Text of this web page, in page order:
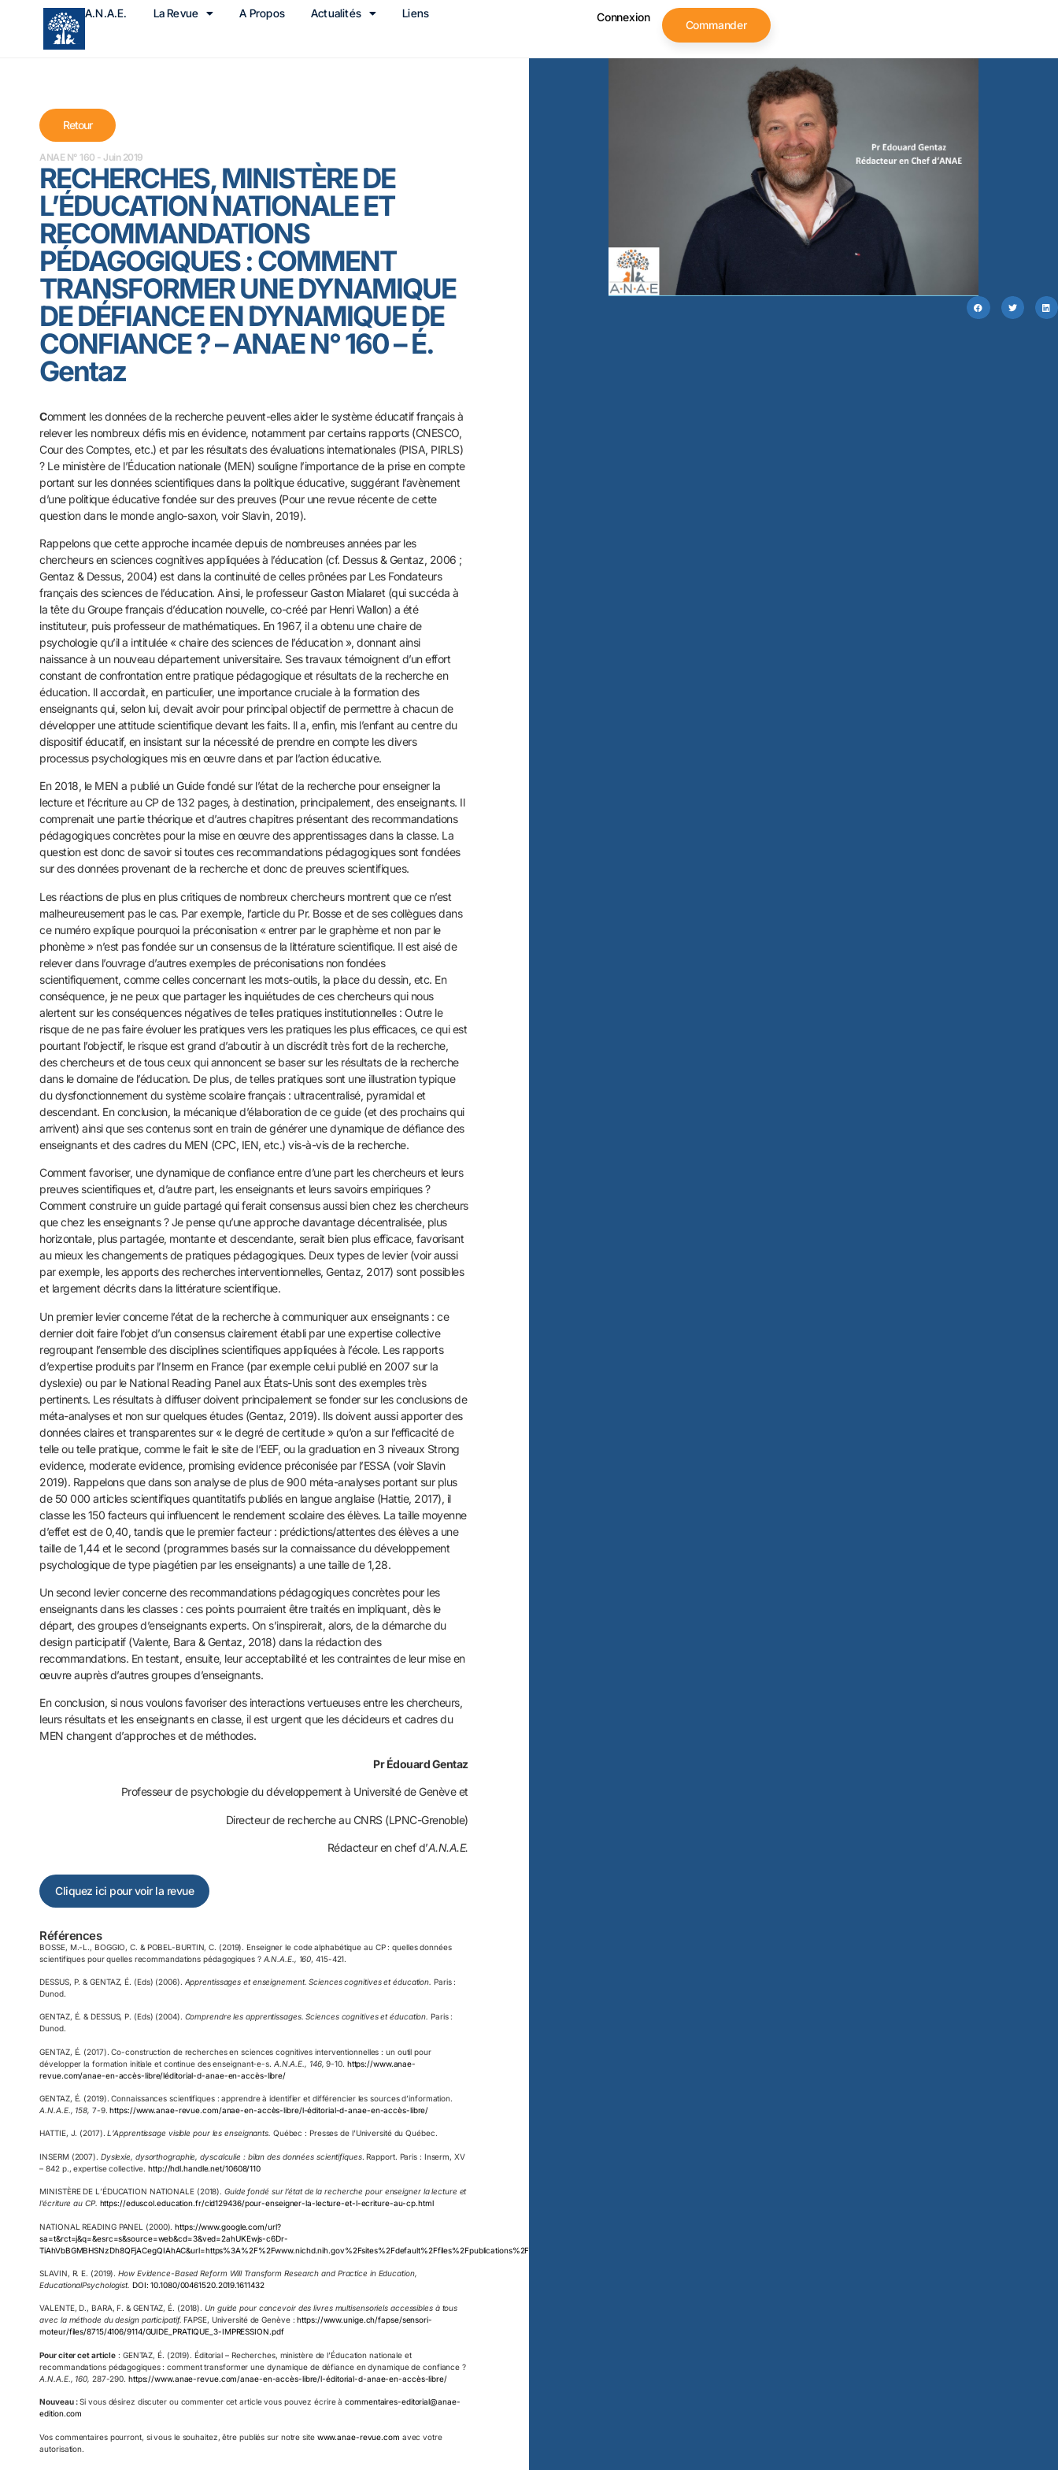
A.N.A.E. La Revue A Propos Actualités Liens Connexion
Commander
Retour
ANAE N° 160 - Juin 2019
RECHERCHES, MINISTÈRE DE
L’ÉDUCATION NATIONALE ET
RECOMMANDATIONS
PÉDAGOGIQUES : COMMENT
TRANSFORMER UNE DYNAMIQUE
DE DÉFIANCE EN DYNAMIQUE DE
CONFIANCE ? – ANAE N° 160 – É.
Gentaz
Comment les données de la recherche peuvent-elles aider le système éducatif français à
relever les nombreux défis mis en évidence, notamment par certains rapports (CNESCO,
Cour des Comptes, etc.) et par les résultats des évaluations internationales (PISA, PIRLS)
? Le ministère de l’Éducation nationale (MEN) souligne l’importance de la prise en compte
portant sur les données scientifiques dans la politique éducative, suggérant l’avènement
d’une politique éducative fondée sur des preuves (Pour une revue récente de cette
question dans le monde anglo-saxon, voir Slavin, 2019).
Rappelons que cette approche incarnée depuis de nombreuses années par les
chercheurs en sciences cognitives appliquées à l’éducation (cf. Dessus & Gentaz, 2006 ;
Gentaz & Dessus, 2004) est dans la continuité de celles prônées par Les Fondateurs
français des sciences de l’éducation. Ainsi, le professeur Gaston Mialaret (qui succéda à
la tête du Groupe français d’éducation nouvelle, co-créé par Henri Wallon) a été
instituteur, puis professeur de mathématiques. En 1967, il a obtenu une chaire de
psychologie qu’il a intitulée « chaire des sciences de l’éducation », donnant ainsi
naissance à un nouveau département universitaire. Ses travaux témoignent d’un effort
constant de confrontation entre pratique pédagogique et résultats de la recherche en
éducation. Il accordait, en particulier, une importance cruciale à la formation des
enseignants qui, selon lui, devait avoir pour principal objectif de permettre à chacun de
développer une attitude scientifique devant les faits. Il a, enfin, mis l’enfant au centre du
dispositif éducatif, en insistant sur la nécessité de prendre en compte les divers
processus psychologiques mis en œuvre dans et par l’action éducative.
En 2018, le MEN a publié un Guide fondé sur l’état de la recherche pour enseigner la
lecture et l’écriture au CP de 132 pages, à destination, principalement, des enseignants. Il
comprenait une partie théorique et d’autres chapitres présentant des recommandations
pédagogiques concrètes pour la mise en œuvre des apprentissages dans la classe. La
question est donc de savoir si toutes ces recommandations pédagogiques sont fondées
sur des données provenant de la recherche et donc de preuves scientifiques.
Les réactions de plus en plus critiques de nombreux chercheurs montrent que ce n’est
malheureusement pas le cas. Par exemple, l’article du Pr. Bosse et de ses collègues dans
ce numéro explique pourquoi la préconisation « entrer par le graphème et non par le
phonème » n’est pas fondée sur un consensus de la littérature scientifique. Il est aisé de
relever dans l’ouvrage d’autres exemples de préconisations non fondées
scientifiquement, comme celles concernant les mots-outils, la place du dessin, etc. En
conséquence, je ne peux que partager les inquiétudes de ces chercheurs qui nous
alertent sur les conséquences négatives de telles pratiques institutionnelles : Outre le
risque de ne pas faire évoluer les pratiques vers les pratiques les plus efficaces, ce qui est
pourtant l’objectif, le risque est grand d’aboutir à un discrédit très fort de la recherche,
des chercheurs et de tous ceux qui annoncent se baser sur les résultats de la recherche
dans le domaine de l’éducation. De plus, de telles pratiques sont une illustration typique
du dysfonctionnement du système scolaire français : ultracentralisé, pyramidal et
descendant. En conclusion, la mécanique d’élaboration de ce guide (et des prochains qui
arrivent) ainsi que ses contenus sont en train de générer une dynamique de défiance des
enseignants et des cadres du MEN (CPC, IEN, etc.) vis-à-vis de la recherche.
Comment favoriser, une dynamique de confiance entre d’une part les chercheurs et leurs
preuves scientifiques et, d’autre part, les enseignants et leurs savoirs empiriques ?
Comment construire un guide partagé qui ferait consensus aussi bien chez les chercheurs
que chez les enseignants ? Je pense qu’une approche davantage décentralisée, plus
horizontale, plus partagée, montante et descendante, serait bien plus efficace, favorisant
au mieux les changements de pratiques pédagogiques. Deux types de levier (voir aussi
par exemple, les apports des recherches interventionnelles, Gentaz, 2017) sont possibles
et largement décrits dans la littérature scientifique.
Un premier levier concerne l’état de la recherche à communiquer aux enseignants : ce
dernier doit faire l’objet d’un consensus clairement établi par une expertise collective
regroupant l’ensemble des disciplines scientifiques appliquées à l’école. Les rapports
d’expertise produits par l’Inserm en France (par exemple celui publié en 2007 sur la
dyslexie) ou par le National Reading Panel aux États-Unis sont des exemples très
pertinents. Les résultats à diffuser doivent principalement se fonder sur les conclusions de
méta-analyses et non sur quelques études (Gentaz, 2019). Ils doivent aussi apporter des
données claires et transparentes sur « le degré de certitude » qu’on a sur l’efficacité de
telle ou telle pratique, comme le fait le site de l’EEF, ou la graduation en 3 niveaux Strong
evidence, moderate evidence, promising evidence préconisée par l’ESSA (voir Slavin
2019). Rappelons que dans son analyse de plus de 900 méta-analyses portant sur plus
de 50 000 articles scientifiques quantitatifs publiés en langue anglaise (Hattie, 2017), il
classe les 150 facteurs qui influencent le rendement scolaire des élèves. La taille moyenne
d’effet est de 0,40, tandis que le premier facteur : prédictions/attentes des élèves a une
taille de 1,44 et le second (programmes basés sur la connaissance du développement
psychologique de type piagétien par les enseignants) a une taille de 1,28.
Un second levier concerne des recommandations pédagogiques concrètes pour les
enseignants dans les classes : ces points pourraient être traités en impliquant, dès le
départ, des groupes d’enseignants experts. On s’inspirerait, alors, de la démarche du
design participatif (Valente, Bara & Gentaz, 2018) dans la rédaction des
recommandations. En testant, ensuite, leur acceptabilité et les contraintes de leur mise en
œuvre auprès d’autres groupes d’enseignants.
En conclusion, si nous voulons favoriser des interactions vertueuses entre les chercheurs,
leurs résultats et les enseignants en classe, il est urgent que les décideurs et cadres du
MEN changent d’approches et de méthodes.
Pr Édouard Gentaz
Professeur de psychologie du développement à Université de Genève et
Directeur de recherche au CNRS (LPNC-Grenoble)
Rédacteur en chef d’A.N.A.E.
Cliquez ici pour voir la revue
Références
BOSSE, M.-L., BOGGIO, C. & POBEL-BURTIN, C. (2019). Enseigner le code alphabétique au CP : quelles données
scientifiques pour quelles recommandations pédagogiques ? A.N.A.E., 160, 415-421.
DESSUS, P. & GENTAZ, É. (Eds) (2006). Apprentissages et enseignement. Sciences cognitives et éducation. Paris :
Dunod.
GENTAZ, É. & DESSUS, P. (Eds) (2004). Comprendre les apprentissages. Sciences cognitives et éducation. Paris :
Dunod.
GENTAZ, É. (2017). Co-construction de recherches en sciences cognitives interventionnelles : un outil pour
développer la formation initiale et continue des enseignant-e-s. A.N.A.E., 146, 9-10. https://www.anae-
revue.com/anae-en-accès-libre/léditorial-d-anae-en-accès-libre/
GENTAZ, É. (2019). Connaissances scientifiques : apprendre à identifier et différencier les sources d’information.
A.N.A.E., 158, 7-9.https://www.anae-revue.com/anae-en-accès-libre/l-éditorial-d-anae-en-accès-libre/
HATTIE, J. (2017). L’Apprentissage visible pour les enseignants. Québec : Presses de l’Université du Québec.
INSERM (2007). Dyslexie, dysorthographie, dyscalculie : bilan des données scientifiques. Rapport. Paris : Inserm, XV
– 842 p., expertise collective.http://hdl.handle.net/10608/110
MINISTÈRE DE L’ÉDUCATION NATIONALE (2018).Guide fondé sur l’état de la recherche pour enseigner la lecture et
l’écriture au CP. https://eduscol.education.fr/cid129436/pour-enseigner-la-lecture-et-l-ecriture-au-cp.html
NATIONAL READING PANEL (2000).https://www.google.com/url?
sa=t&rct=j&q=&esrc=s&source=web&cd=3&ved=2ahUKEwjs-c6Dr-
TiAhVbBGMBHSNzDh8QFjACegQIAhAC&url=https%3A%2F%2Fwww.nichd.nih.gov%2Fsites%2Fdefault%2Ffiles%2Fpublications%2Fpubs%2Fnrp%2FDocuments%2Freport.pdf&usg=AOvVaw0dX35X2ibqbW8NTdvIiind
SLAVIN, R. E. (2019).How Evidence-Based Reform Will Transform Research and Practice in Education,
EducationalPsychologist. DOI: 10.1080/00461520.2019.1611432
VALENTE, D., BARA, F. & GENTAZ, É. (2018).Un guide pour concevoir des livres multisensoriels accessibles à tous
avec la méthode du design participatif. FAPSE, Université de Genève :https://www.unige.ch/fapse/sensori-
moteur/files/8715/4106/9114/GUIDE_PRATIQUE_3-IMPRESSION.pdf
Pour citer cet article : GENTAZ, É. (2019). Éditorial – Recherches, ministère de l’Éducation nationale et
recommandations pédagogiques : comment transformer une dynamique de défiance en dynamique de confiance ?
A.N.A.E., 160, 287-290. https://www.anae-revue.com/anae-en-accès-libre/l-éditorial-d-anae-en-accès-libre/
Nouveau :Si vous désirez discuter ou commenter cet article vous pouvez écrire àcommentaires-editorial@anae-
edition.com
Vos commentaires pourront, si vous le souhaitez, être publiés sur notre site www.anae-revue.com avec votre
autorisation.